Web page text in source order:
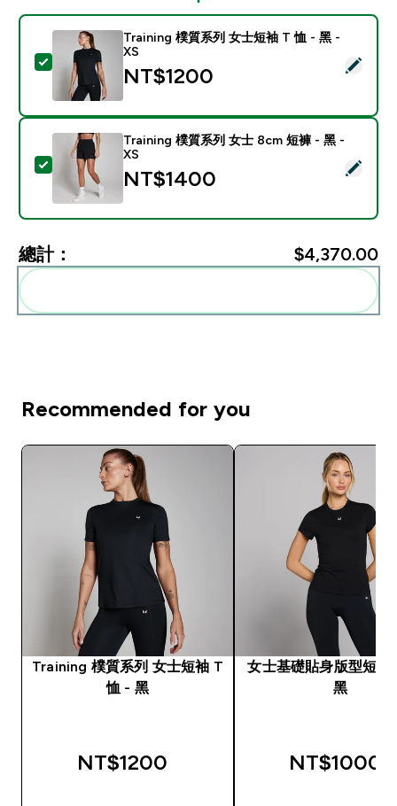
選取此商品 - Training 樸質系列 女士短袖 T 恤 - 黑 - XS
Training 樸質系列 女士短袖 T 恤 - 黑 -
XS
NT$1200‎
選取此商品 - Training 樸質系列 女士 8cm 短褲 - 黑 - XS
Training 樸質系列 女士 8cm 短褲 - 黑 -
XS
NT$1400‎
總計： $4,370.00‎
Recommended for you
Training 樸質系列 女士短袖 T
恤 - 黑
NT$1200‎
女士基礎貼身版型短袖
黑
NT$1000‎